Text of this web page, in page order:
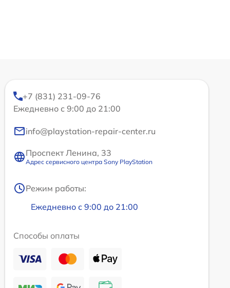
+7 (831) 231-09-76
Ежедневно с 9:00 до 21:00
info@playstation-repair-center.ru
Проспект Ленина, 33
Адрес сервисного центра Sony PlayStation
Режим работы:
Ежедневно с 9:00 до 21:00
Способы оплаты